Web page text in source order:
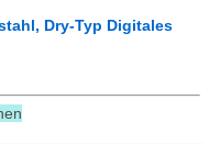
Dry-Typ Digitales